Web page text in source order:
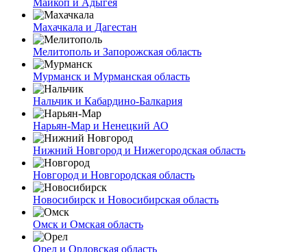
Махачкала и Дагестан
Мелитополь и Запорожская область
Мурманск и Мурманская область
Нальчик и Кабардино-Балкария
Нарьян-Мар и Ненецкий АО
Нижний Новгород и Нижегородская область
Новгород и Новгородская область
Новосибирск и Новосибирская область
Омск и Омская область
Орел и Орловская область